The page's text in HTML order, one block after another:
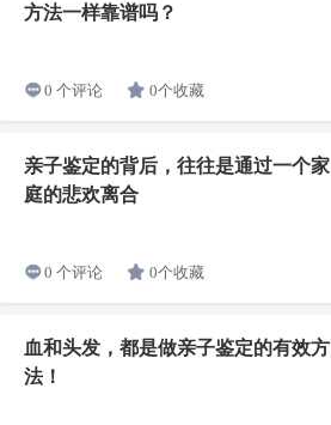
方法一样靠谱吗？
0 个评论 0个收藏
亲子鉴定的背后，往往是通过一个家
庭的悲欢离合
0 个评论 0个收藏
血和头发，都是做亲子鉴定的有效方
法！